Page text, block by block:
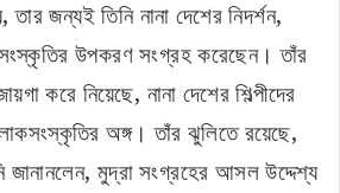
তার জন্যই তিনি নানা দেশের নিদর্শন,
উপকরণ সংগ্রহ করেছেন। তাঁর
করে নিয়েছে, নানা দেশের শিল্পীদের
অঙ্গ। তাঁর ঝুলিতে রয়েছে,
জানানলেন, মুদ্রা সংগ্রহের আসল উদ্দেশ্য